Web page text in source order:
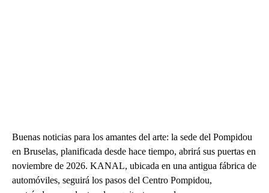
Buenas noticias para los amantes del arte: la sede del Pompidou
en Bruselas, planificada desde hace tiempo, abrirá sus puertas en
noviembre de 2026. KANAL, ubicada en una antigua fábrica de
automóviles, seguirá los pasos del Centro Pompidou,